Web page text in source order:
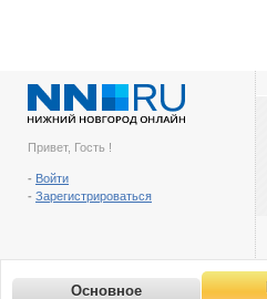
Привет, Гость !
- Войти
- Зарегистрироваться
Основное